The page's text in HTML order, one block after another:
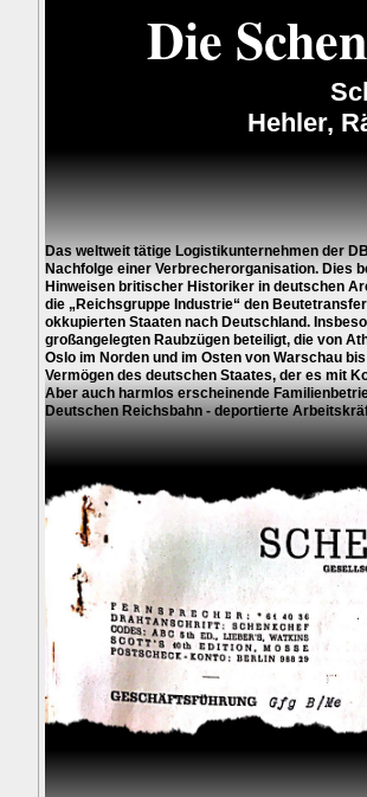
Die
Hehler,
Das weltweit tätige Logistikunternehmen der
Nachfolge einer Verbrecherorganisation. Dies
Hinweisen britischer Historiker in deutschen
die „Reichsgruppe Industrie“ den
okkupierten Staaten nach Deutschland.
großangelegten Raubzügen beteiligt, die von
Oslo im Norden und im Osten von Warschau
Vermögen des deutschen Staates, der es mit
Aber auch harmlos erscheinende
Deutschen Reichsbahn - deportierte